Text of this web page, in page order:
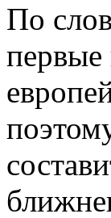
По
первые